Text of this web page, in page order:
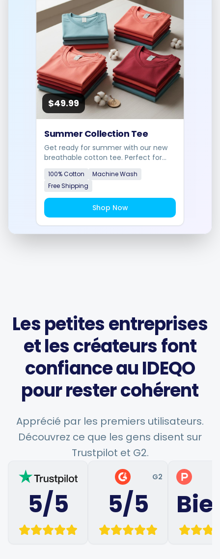
Blogue
À propos de nous
Planification intelligente
Visuels de marque
Brainstorming sur l'IA
Calendrier de contenu
Conseils sur les réseaux sociaux
Stratégie de contenu
Commerce électronique
Shopify
$49.99
Summer Collection Tee
Get ready for summer with our new
breathable cotton tee. Perfect for
100% Cotton
Machine Wash
Free Shipping
Shop Now
Les petites entreprises
et les créateurs font
confiance au IDEQO
pour rester cohérent
Apprécié par les premiers utilisateurs.
Découvrez ce que les gens disent sur
Trustpilot et G2.
5/5
G2
5/5